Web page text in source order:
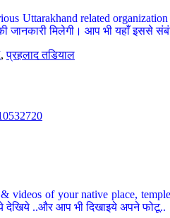
Uttarakhand related
जानकारी मिलेगी। आप भी यहाँ इससे
,प्रहलाद तडियाल
of your native place,
देखिये ..और आप भी दिखाइये अपने फोटू..